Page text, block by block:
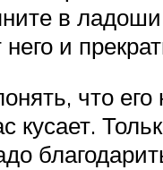
в
и
что
кусает.